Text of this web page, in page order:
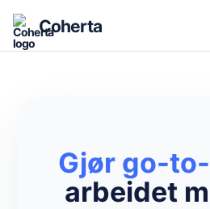
Coherta
Gjør go-
arbeidet